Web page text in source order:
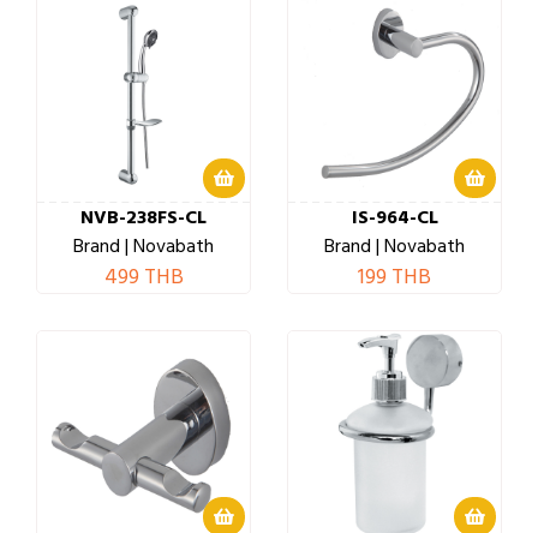
NVB-238FS-CL
Brand | Novabath
499 THB
IS-964-CL
Brand | Novabath
199 THB